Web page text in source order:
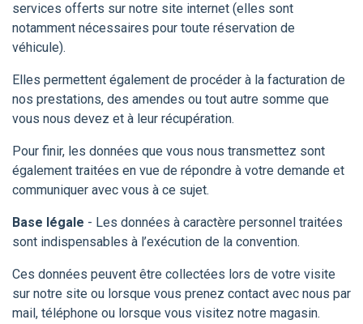
services offerts sur notre site internet (elles sont
notamment nécessaires pour toute réservation de
véhicule).
Elles permettent également de procéder à la facturation de
nos prestations, des amendes ou tout autre somme que
vous nous devez et à leur récupération.
Pour finir, les données que vous nous transmettez sont
également traitées en vue de répondre à votre demande et
communiquer avec vous à ce sujet.
Base légale - Les données à caractère personnel traitées
sont indispensables à l’exécution de la convention.
Ces données peuvent être collectées lors de votre visite
sur notre site ou lorsque vous prenez contact avec nous par
mail, téléphone ou lorsque vous visitez notre magasin.